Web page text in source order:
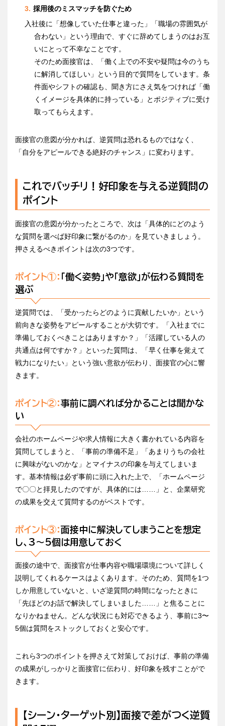
採用後のミスマッチを防ぐため
入社後に「想像していた仕事と違った」「職場の雰囲気が
合わない」という理由で、すぐに辞めてしまうのはお互
いにとって不幸なことです。
そのため面接官は、「働く上での不安や疑問は今のうち
に解消してほしい」という目的で質問をしています。条
件面やシフトの確認も、聞き方にさえ気をつければ「働
くイメージを具体的に持っている」とポジティブに受け
取ってもらえます。
面接官の意図が分かれば、逆質問は恐れるものではなく、
「自分をアピールできる絶好のチャンス」に変わります。
これでバッチリ！好印象を与える逆質問の
ポイント
面接官の意図が分かったところで、次は「具体的にどのよう
な質問を選べば好印象に繋がるのか」を見ていきましょう。
押さえるべきポイントは次の3つです。
ポイント①： 「働く姿勢」や「意欲」が伝わる質問を
選ぶ
逆質問では、「受かったらどのように貢献したいか」という
前向きな姿勢をアピールすることが大切です。「入社までに
準備しておくべきことはありますか？」「活躍している人の
共通点は何ですか？」といった質問は、「早く仕事を覚えて
戦力になりたい」という強い意欲が伝わり、面接官の心に響
きます。
ポイント②：事前に調べれば分かることは聞かな
い
会社のホームページや求人情報に大きく書かれている内容を
質問してしまうと、「事前の準備不足」「あまりうちの会社
に興味がないのかな」とマイナスの印象を与えてしまいま
す。基本情報は必ず事前に頭に入れた上で、「ホームページ
で〇〇と拝見したのですが、具体的には……」と、企業研究
の成果を交えて質問するのがベストです。
ポイント③：面接中に解決してしまうことを想定
し、3〜5個は用意しておく
面接の途中で、面接官が仕事内容や職場環境について詳しく
説明してくれるケースはよくあります。そのため、質問を1つ
しか用意していないと、いざ逆質問の時間になったときに
「先ほどのお話で解決してしまいました……」と焦ることに
なりかねません。どんな状況にも対応できるよう、事前に3〜
5個は質問をストックしておくと安心です。
これら3つのポイントを押さえて対策しておけば、事前の準備
の成果がしっかりと面接官に伝わり、好印象を残すことがで
きます。
【シーン・ターゲット別】面接で差がつく逆質